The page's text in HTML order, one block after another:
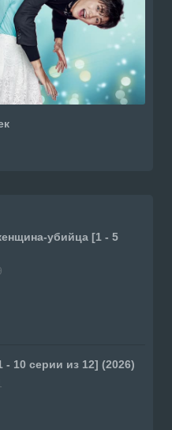
убийца [1 - 5
- 10 серии из 12] (2026)